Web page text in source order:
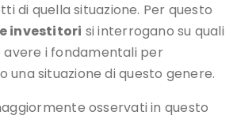
di quella situazione. Per questo
investitori si interrogano su quali
avere i fondamentali per
una situazione di questo genere.
osservati in questo